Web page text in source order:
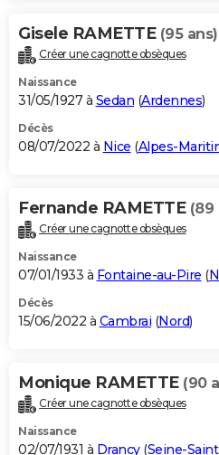
Gisele RAMETTE (95 ans)
Créer une cagnotte obsèques
Naissance
31/05/1927 à Sedan (Ardennes)
Décès
08/07/2022 à Nice (Alpes-
Fernande RAMETTE (89
Créer une cagnotte obsèques
Naissance
07/01/1933 à Fontaine-au-Pire (
Décès
15/06/2022 à Cambrai (Nord)
Monique RAMETTE (90
Créer une cagnotte obsèques
Naissance
02/07/1931 à Drancy(Seine-